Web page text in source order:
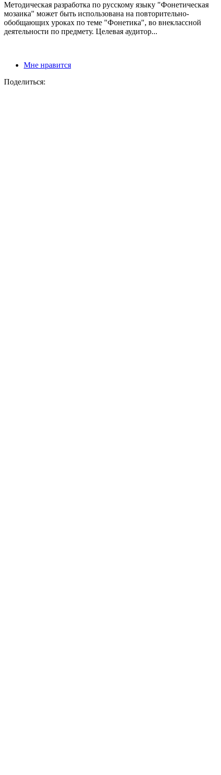
Методическая разработка по русскому языку "Фонетическая
мозаика" может быть использована на повторительно-
обобщающих уроках по теме "Фонетика", во внеклассной
деятельности по предмету. Целевая аудитор...
Мне нравится
Поделиться: